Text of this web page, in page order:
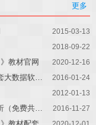
更多
2015-03-13
2018-09-22
教材官网 2020-12-16
林子雨编著《大数据技术原理与应用》教材配套大数据软件安装和编程实践指南 2016-01-24
2012-01-13
重磅：大数据课程实验案例：网站用户行为分析（免费共享） 2016-11-27